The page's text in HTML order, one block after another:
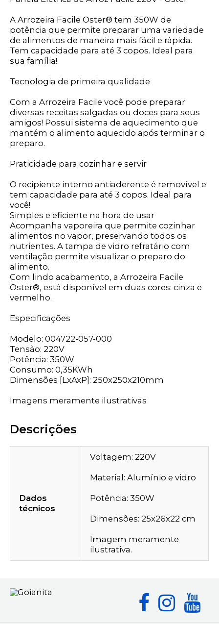
A Arrozeira Facile Oster® tem 350W de
potência que permite preparar uma variedade
de alimentos de maneira mais fácil e rápida.
Tem capacidade para até 3 copos. Ideal para
sua família!
Tecnologia de primeira qualidade
Com a Arrozeira Facile você pode preparar
diversas receitas salgadas ou doces para seus
amigos! Possui sistema de aquecimento que
mantém o alimento aquecido após terminar o
preparo.
Praticidade para cozinhar e servir
O recipiente interno antiaderente é removível e
tem capacidade para até 3 copos. Ideal para
você!
Simples e eficiente na hora de usar
Acompanha vaporeira que permite cozinhar
alimentos no vapor, preservando todos os
nutrientes. A tampa de vidro refratário com
ventilação permite visualizar o preparo do
alimento.
Com lindo acabamento, a Arrozeira Facile
Oster®, está disponível em duas cores: cinza e
vermelho.
Especificações
Modelo: 004722-057-000
Tensão: 220V
Potência: 350W
Consumo: 0,35KWh
Dimensões [LxAxP]: 250x250x210mm
Imagens meramente ilustrativas
Descrições
Dados
técnicos
Voltagem: 220V
Material: Alumínio e vidro
Potência: 350W
Dimensões: 25x26x22 cm
Imagem meramente
ilustrativa.